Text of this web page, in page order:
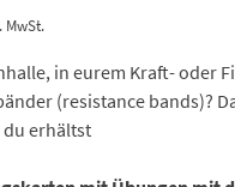
MwSt.
in eurem Kraft- oder
(resistance bands)?
erhältst